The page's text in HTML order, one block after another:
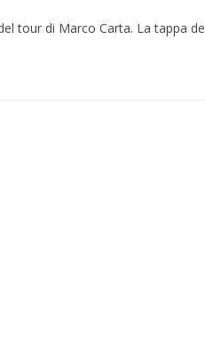
tour di Marco Carta. La tappa